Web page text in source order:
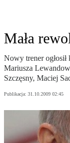
Mała
Nowy trener
Mariusza
Szczęsny, Maciej
Publikacja: 31.10.2009 02:45